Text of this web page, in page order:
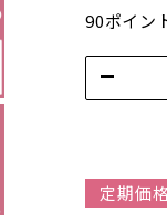
90ポイン
定期価